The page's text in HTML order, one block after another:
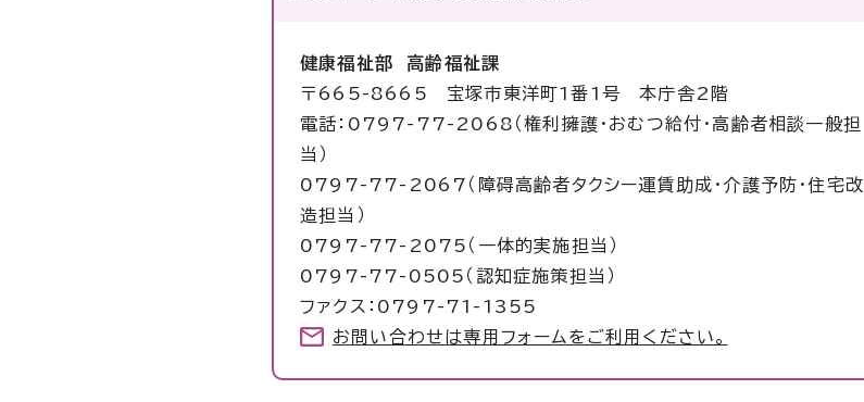
健康福祉部 高齢福祉課
〒665-8665 宝塚市東洋町1番1号 本庁舎2階
電話：0797-77-2068（権利擁護・おむつ給付・高齢者相談一般担
当）
0797-77-2067（障碍高齢者タクシー運賃助成・介護予防・住宅改
造担当）
0797-77-2075（一体的実施担当）
0797-77-0505（認知症施策担当）
ファクス：0797-71-1355
お問い合わせは専用フォームをご利用ください。